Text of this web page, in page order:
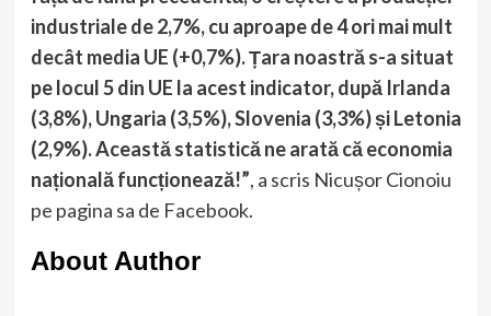
industriale de 2,7%, cu aproape de 4 ori mai mult
decât media UE (+0,7%). Țara noastră s-a situat
pe locul 5 din UE la acest indicator, după Irlanda
(3,8%), Ungaria (3,5%), Slovenia (3,3%) și Letonia
(2,9%). Această statistică ne arată că economia
națională funcționează!”, a scris Nicușor Cionoiu
pe pagina sa de Facebook.
About Author